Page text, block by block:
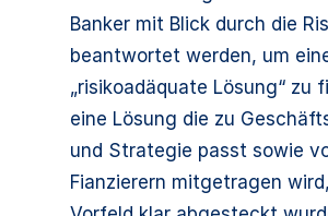
Banker mit Blick durch die
beantwortet werden, um
„risikoadäquate Lösung“ zu
eine Lösung die zu
und Strategie passt sowie
Fianzierern mitgetragen